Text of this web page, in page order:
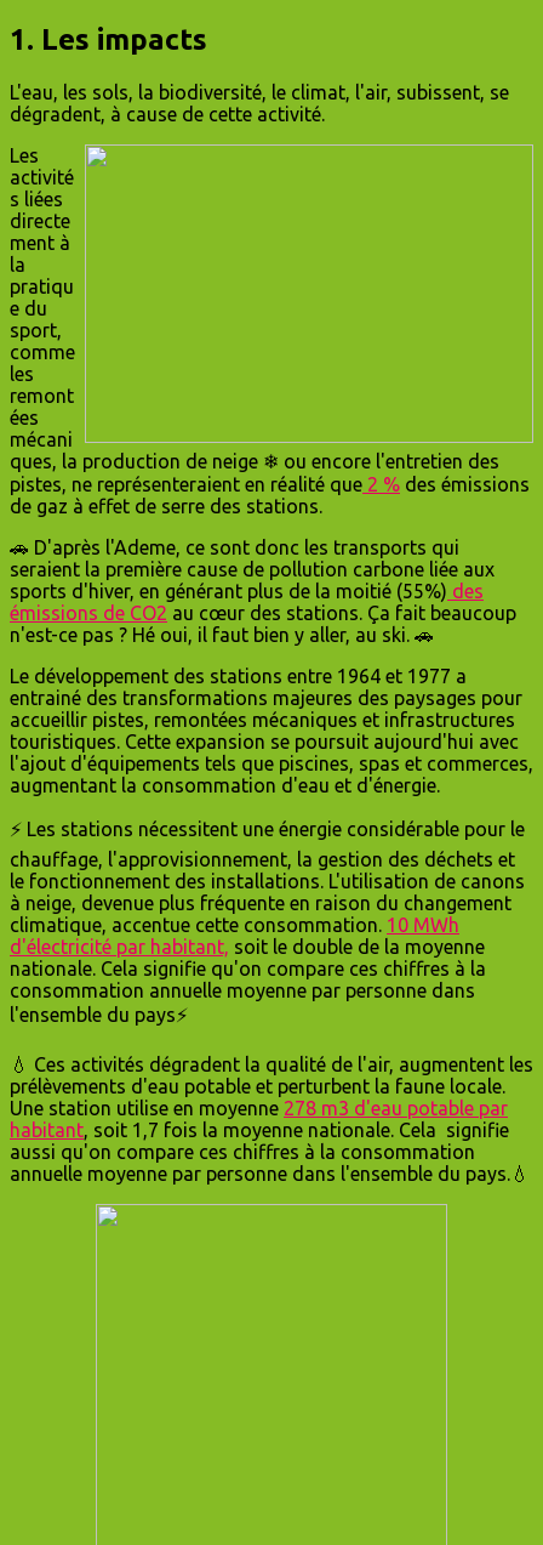
1. Les impacts
L'eau, les sols, la biodiversité, le climat, l'air, subissent, se
dégradent, à cause de cette activité.
Les
activité
s liées
directe
ment à
la
pratiqu
e du
sport,
comme
les
remont
ées
mécani
ques, la production de neige ❄ ou encore l'entretien des
pistes, ne représenteraient en réalité que 2 % des émissions
de gaz à effet de serre des stations.
🚗 D'après l'Ademe, ce sont donc les transports qui
seraient la première cause de pollution carbone liée aux
sports d'hiver, en générant plus de la moitié (55%) des
émissions de CO2 au cœur des stations. Ça fait beaucoup
n'est-ce pas ? Hé oui, il faut bien y aller, au ski. 🚗
Le développement des stations entre 1964 et 1977 a
entrainé des transformations majeures des paysages pour
accueillir pistes, remontées mécaniques et infrastructures
touristiques. Cette expansion se poursuit aujourd'hui avec
l'ajout d'équipements tels que piscines, spas et commerces,
augmentant la consommation d'eau et d'énergie.
⚡ Les stations nécessitent une énergie considérable pour le
chauffage, l'approvisionnement, la gestion des déchets et
le fonctionnement des installations. L'utilisation de canons
à neige, devenue plus fréquente en raison du changement
climatique, accentue cette consommation. 10 MWh
d'électricité par habitant, soit le double de la moyenne
nationale. Cela signifie qu'on compare ces chiffres à la
consommation annuelle moyenne par personne dans
l'ensemble du pays⚡
💧 Ces activités dégradent la qualité de l'air, augmentent les
prélèvements d'eau potable et perturbent la faune locale.
Une station utilise en moyenne 278 m3 d'eau potable par
habitant, soit 1,7 fois la moyenne nationale. Cela signifie
aussi qu'on compare ces chiffres à la consommation
annuelle moyenne par personne dans l'ensemble du pays.💧